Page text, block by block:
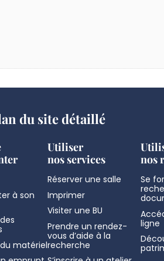
du site détaillé
à son
matériel
Utiliser
nos services
Réserver une salle
Imprimer
Visiter une BU
Prendre un rendez-
vous d’aide à la
recherche
nos
Se
ligne